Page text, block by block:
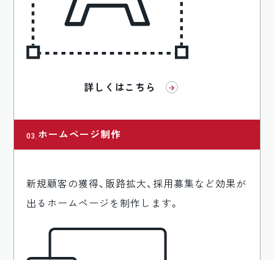
詳しくはこちら
ホームページ制作
新規顧客の獲得、販路拡大、採用募集など効果が
出るホームページを制作します。